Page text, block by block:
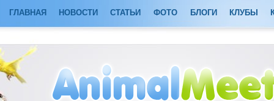
ГЛАВНАЯ НОВОСТИ СТАТЬИ ФОТО БЛОГИ КЛУБЫ